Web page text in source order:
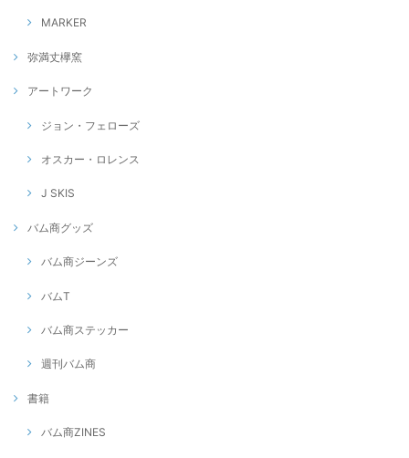
MARKER
弥満丈欅窯
アートワーク
ジョン・フェローズ
オスカー・ロレンス
J SKIS
バム商グッズ
バム商ジーンズ
バムT
バム商ステッカー
週刊バム商
書籍
バム商ZINES